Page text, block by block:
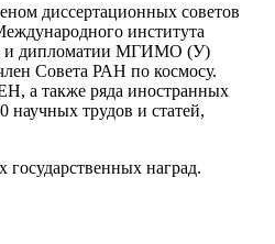
диссертационных советов
института
и дипломатии МГИМО (У)
Совета РАН по космосу.
а также ряда иностранных
научных трудов и статей,
наград.